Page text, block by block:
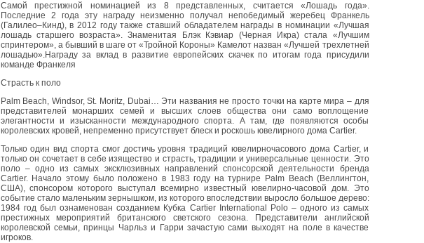
Самой престижной номинацией из 8 представленных, считается «Лошадь года».
Последние 2 года эту награду неизменно получал непобедимый жеребец Франкель
(Галилео–Кинд), в 2012 году также ставший обладателем награды в номинации «Лучшая
лошадь старшего возраста». Знаменитая Блэк Кэвиар (Черная Икра) стала «Лучшим
спринтером», а бывший в шаге от «Тройной Короны» Камелот назван «Лучшей трехлетней
лошадью».Награду за вклад в развитие европейских скачек по итогам года присудили
команде Франкеля
Страсть к поло
Palm Beach, Windsor, St. Moritz, Dubai… Эти названия не просто точки на карте мира – для
представителей монарших семей и высших слоев общества они само воплощение
элегантности и изысканности международного спорта. А там, где появляются особы
королевских кровей, непременно присутствует блеск и роскошь ювелирного дома Cartier.
Только один вид спорта смог достичь уровня традиций ювелирночасового дома Cartier, и
только он сочетает в себе изящество и страсть, традиции и универсальные ценности. Это
поло – одно из самых эксклюзивных направлений спонсорской деятельности бренда
Cartier. Начало этому было положено в 1983 году на турнире Palm Beach (Веллингтон,
США), спонсором которого выступал всемирно известный ювелирно-часовой дом. Это
событие стало маленьким зернышком, из которого впоследствии выросло большое дерево:
1984 год был ознаменован созданием Кубка Cartier International Polo – одного из самых
престижных мероприятий британского светского сезона. Представители английской
королевской семьи, принцы Чарльз и Гарри зачастую сами выходят на поле в качестве
игроков.